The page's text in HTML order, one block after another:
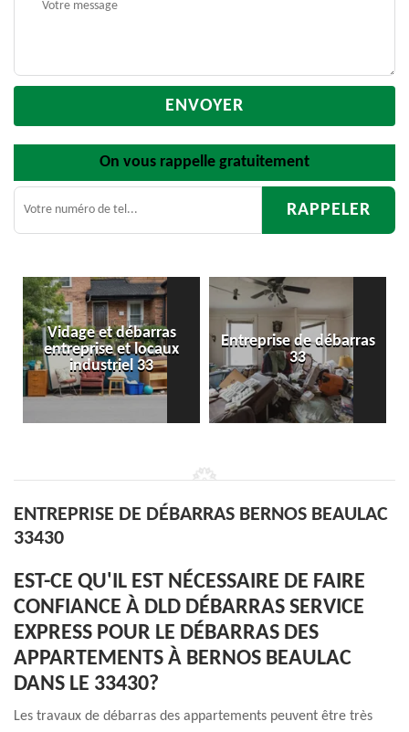
On vous rappelle gratuitement
Entreprise de débarras
33
Débarras
d'appartement 33
ENTREPRISE DE DÉBARRAS BERNOS BEAULAC
33430
EST-CE QU'IL EST NÉCESSAIRE DE FAIRE
CONFIANCE À DLD DÉBARRAS SERVICE
EXPRESS POUR LE DÉBARRAS DES
APPARTEMENTS À BERNOS BEAULAC
DANS LE 33430?
Les travaux de débarras des appartements peuvent être très